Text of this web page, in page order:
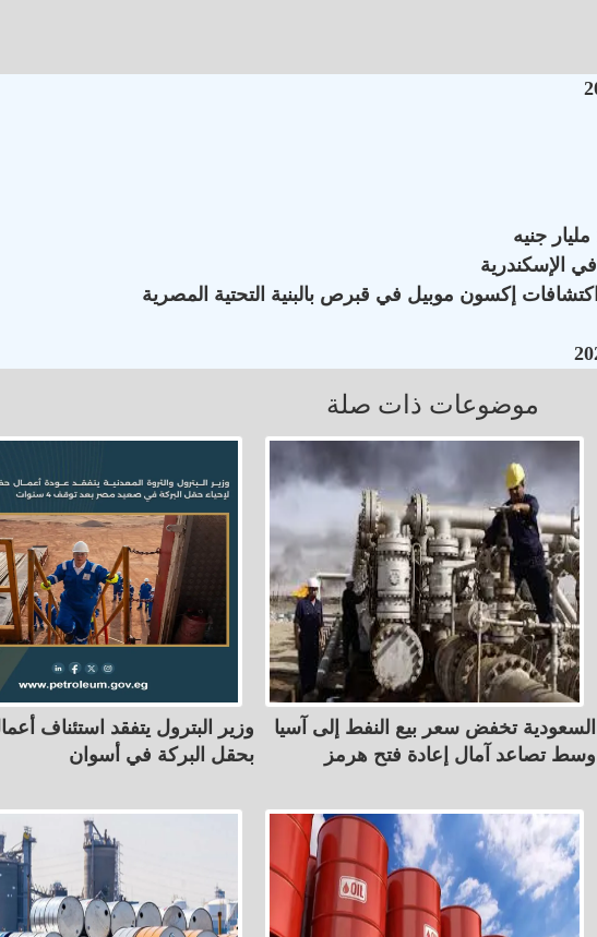
الإسكندرية
إكسون موبيل في قبرص بالبنية التحتية المصرية
موضوعات ذات صلة
السعودية تخفض سعر بيع النفط إلى آسيا
وسط تصاعد آمال إعادة فتح هرمز
وزير البترول يتفقد استئناف
بحقل البركة في أسوان